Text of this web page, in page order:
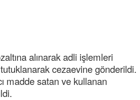
alınarak adli işlemleri
cezaevine gönderildi.
madde satan ve kullanan